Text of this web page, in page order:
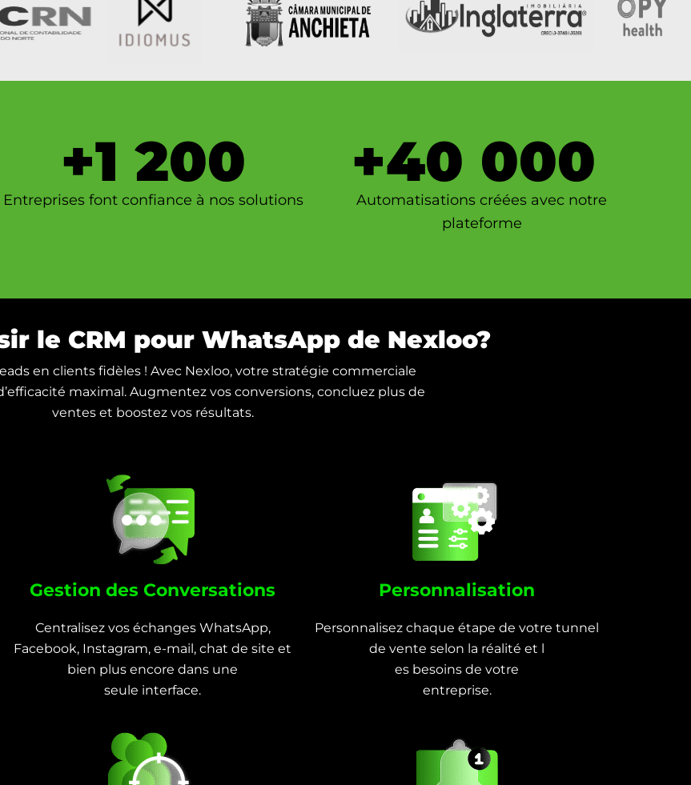
+1 200
Entreprises font confiance à nos solutions
+40 000
Automatisations créées avec notre
plateforme
le CRM pour WhatsApp de Nexloo?
en clients fidèles ! Avec Nexloo, votre stratégie commerciale
maximal. Augmentez vos conversions, concluez plus de
ventes et boostez vos résultats.
Gestion des Conversations
Centralisez vos échanges WhatsApp,
Facebook, Instagram, e-mail, chat de site et
bien plus encore dans une
seule interface.
Personnalisation
Personnalisez chaque étape de votre tunnel
de vente selon la réalité et l
es besoins de votre
entreprise.